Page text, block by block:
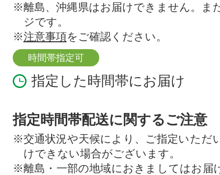
※離島、沖縄県はお届けできません。ま
ジです。
※注意事項をご確認ください。
時間帯指定可
指定した時間帯にお届け
指定時間帯配送に関するご注意
※交通状況や天候により、ご指定いただ
けできない場合がございます。
※離島・一部の地域におきましてはお届